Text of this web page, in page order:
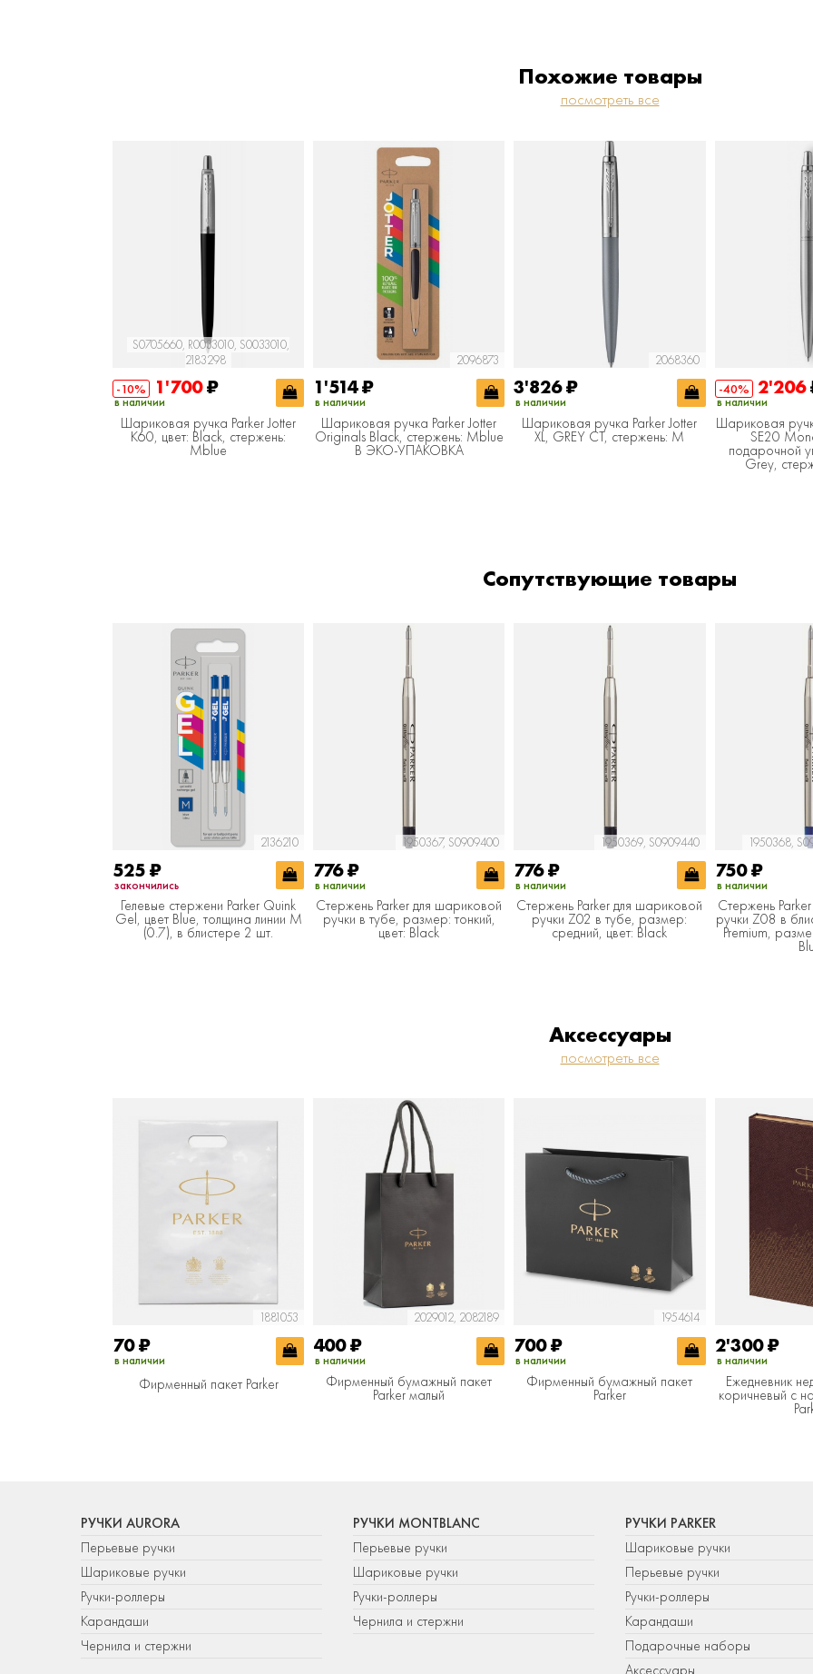
Похожие товары
посмотреть все
S0705660, R0033010, S0033010,
2183298
-10% 1'700₽
в наличии
Шариковая ручка Parker Jotter
K60, цвет: Black, стержень:
Mblue
2096873
1'514₽
в наличии
Шариковая ручка Parker Jotter
Originals Black, стержень: Mblue
В ЭКО-УПАКОВКА
2068360
3'826₽
в наличии
Шариковая ручка Parker Jotter
XL, GREY CT, стержень: M
-40% 2'206
в наличии
Шариковая
SE20
подарочной
Grey,
Сопутствующие товары
2136210
525₽
закончились
Гелевые стержени Parker Quink
Gel, цвет Blue, толщина линии M
(0.7), в блистере 2 шт.
1950367, S0909400
776₽
в наличии
Стержень Parker для шариковой
ручки в тубе, размер: тонкий,
цвет: Black
1950369, S0909440
776₽
в наличии
Стержень Parker для шариковой
ручки Z02 в тубе, размер:
средний, цвет: Black
1950368,
750₽
в наличии
Стержень
ручки Z08 в
Premium,
Аксессуары
посмотреть все
1881053
70₽
в наличии
Фирменный пакет Parker
2029012, 2082189
400₽
в наличии
Фирменный бумажный пакет
Parker малый
1954614
700₽
в наличии
Фирменный бумажный пакет
Parker
2'300₽
в наличии
Ежедневник
коричневый c
РУЧКИ AURORA
Перьевые ручки
Шариковые ручки
Ручки-роллеры
Карандаши
Чернила и стержни
РУЧКИ MONTBLANC
Перьевые ручки
Шариковые ручки
Ручки-роллеры
Чернила и стержни
РУЧКИ PARKER
Шариковые ручки
Перьевые ручки
Ручки-роллеры
Карандаши
Подарочные наборы